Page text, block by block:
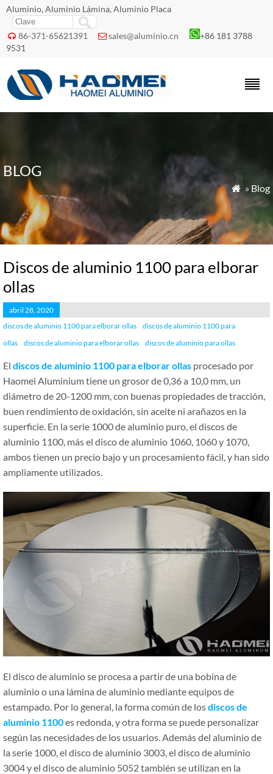
Aluminio, Aluminio Lámina, Aluminio Placa
 86-371-65621391  sales@aluminio.cn
+86 181 3788
9531
BLOG
 » Blog
Discos de aluminio 1100 para elborar
ollas
abril 28, 2020
discos de aluminio 1100 para elborar ollas
discos de aluminio 1100 para
ollas
discos de aluminio para elborar ollas discos de aluminio para ollas
El discos de aluminio 1100 para elborar ollas procesado por
Haomei Aluminium tiene un grosor de 0,36 a 10,0 mm, un
diámetro de 20-1200 mm, con buenas propiedades de tracción,
buen rendimiento de oxidación, sin aceite ni arañazos en la
superficie. En la serie 1000 de aluminio puro, el discos de
aluminio 1100, más el disco de aluminio 1060, 1060 y 1070,
ambos tienen un precio bajo y un procesamiento fácil, y han sido
ampliamente utilizados.
El disco de aluminio se procesa a partir de una bobina de
aluminio o una lámina de aluminio mediante equipos de
estampado. Por lo general, la forma común de losdiscos de
aluminio 1100es redonda, y otra forma se puede personalizar
según las necesidades de los usuarios. Además del aluminio de
la serie 1000, el disco de aluminio 3003, el disco de aluminio
3004 y el disco de aluminio 5052 también se utilizan en la